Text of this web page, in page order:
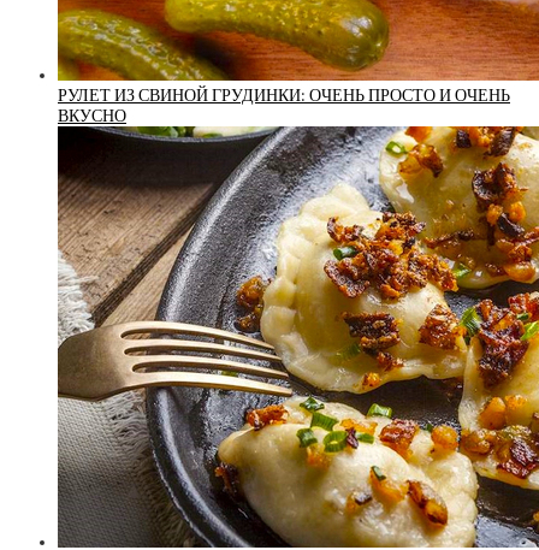
РУЛЕТ ИЗ СВИНОЙ ГРУДИНКИ: ОЧЕНЬ ПРОСТО И ОЧЕНЬ
ВКУСНО